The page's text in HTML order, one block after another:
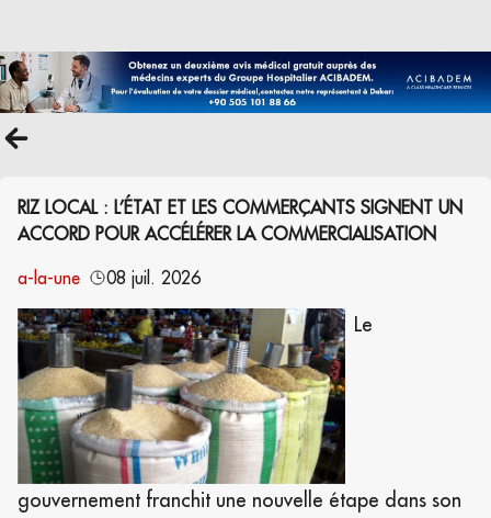
RIZ LOCAL : L’ÉTAT ET LES COMMERÇANTS SIGNENT UN
ACCORD POUR ACCÉLÉRER LA COMMERCIALISATION
a-la-une
08 juil. 2026
Le
gouvernement franchit une nouvelle étape dans son